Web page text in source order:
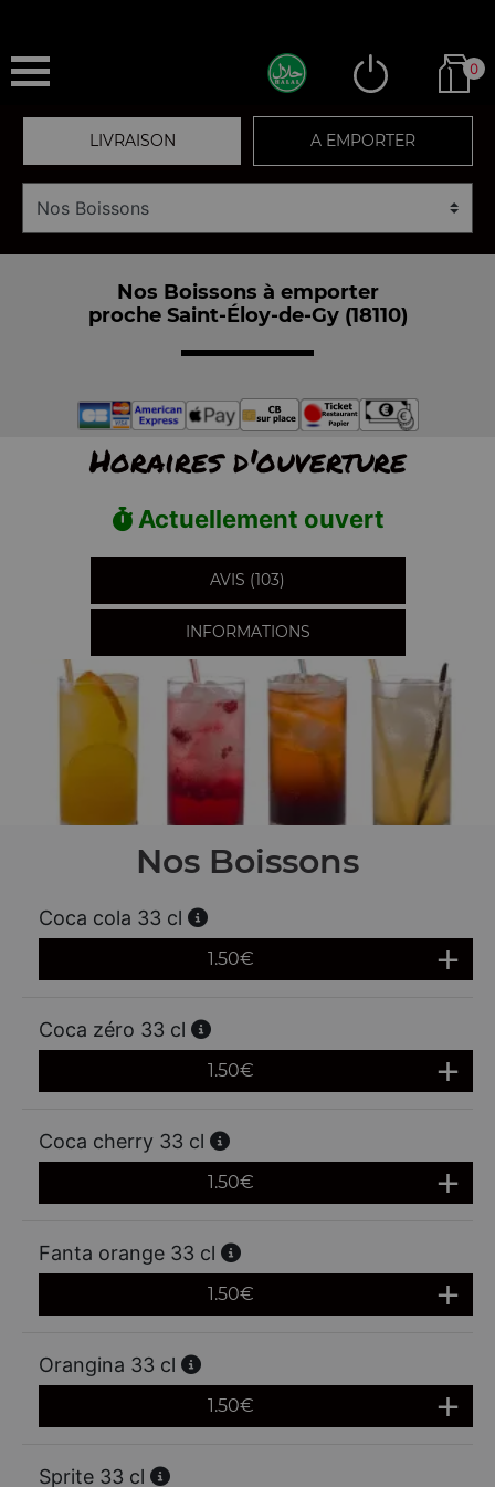
0
LIVRAISON A EMPORTER
Nos Boissons à emporter
proche Saint-Éloy-de-Gy (18110)
Horaires d'ouverture
Actuellement ouvert
AVIS (103)
INFORMATIONS
Nos Boissons
Coca cola 33 cl
1.50€
Coca zéro 33 cl
1.50€
Coca cherry 33 cl
1.50€
Fanta orange 33 cl
1.50€
Orangina 33 cl
1.50€
Sprite 33 cl